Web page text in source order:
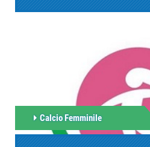
Calcio Femminile